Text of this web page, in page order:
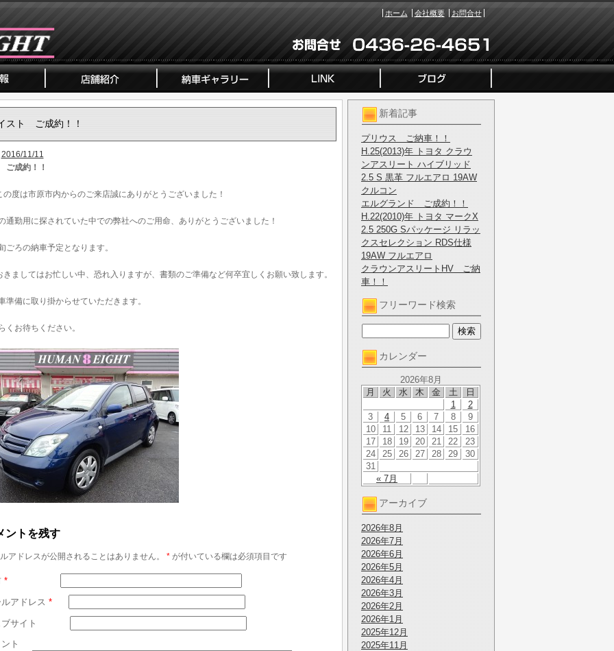
ホーム 会社概要 お問合せ
新着記事
プリウス ご納車！！
H.25(2013)年 トヨタ クラウ
ンアスリート ハイブリッド
2.5 S 黒革 フルエアロ 19AW
クルコン
エルグランド ご成約！！
H.22(2010)年 トヨタ マークX
2.5 250G Sパッケージ リラッ
クスセレクション RDS仕様
19AW フルエアロ
クラウンアスリートHV ご納
車！！
フリーワード検索
カレンダー
2026年8月
月
火 水 木 金 土 日
« 7月
1
2
3
4 5 6 7 8
9
10
11 12 13 14 15
16
17
18 19 20 21 22
23
24
25 26 27 28 29
30
31
アーカイブ
2026年8月
2026年7月
2026年6月
2026年5月
2026年4月
2026年3月
2026年2月
2026年1月
2025年12月
2025年11月
スト ご成約！！
2016/11/11
成約！！
の度は市原市内からのご来店誠にありがとうございました！
通勤用に探されていた中での弊社へのご用命、ありがとうございました！
ごろの納車予定となります。
きましてはお忙しい中、恐れ入りますが、書類のご準備など何卒宜しくお願い致します。
準備に取り掛からせていただきます。
くお待ちください。
ントを残す
アドレスが公開されることはありません。 *が付いている欄は必須項目です
*
アドレス *
サイト
ト